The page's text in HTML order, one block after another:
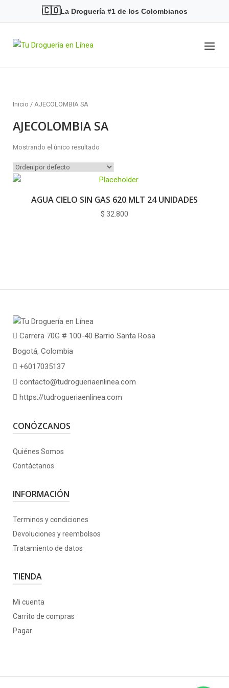
🇨🇴La Droguería #1 de los Colombianos
Home Menu
Inicio / AJECOLOMBIA SA
AJECOLOMBIA SA
Mostrando el único resultado
AGUA CIELO SIN GAS 620 MLT 24 UNIDADES
$ 32.800
Carrera 70G # 100-40 Barrio Santa Rosa
Bogotá, Colombia
+6017035137
contacto@tudrogueriaenlinea.com
https://tudrogueriaenlinea.com
CONÓZCANOS
Quiénes Somos
Contáctanos
INFORMACIÓN
Terminos y condiciones
Devoluciones y reembolsos
Tratamiento de datos
TIENDA
Mi cuenta
Carrito de compras
Pagar